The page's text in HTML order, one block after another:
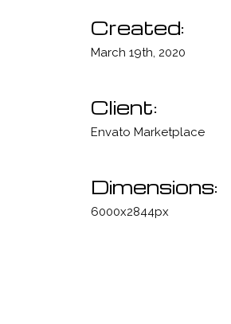
Created:
March 19th, 2020
Client:
Envato Marketplace
Dimensions:
6000x2844px